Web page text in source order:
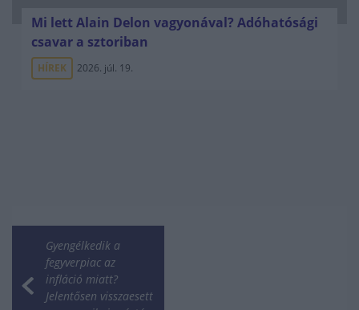
Mi lett Alain Delon vagyonával? Adóhatósági
csavar a sztoriban
HÍREK 2026. júl. 19.
Gyengélkedik a
fegyverpiac az
infláció miatt?
Jelentősen visszaesett